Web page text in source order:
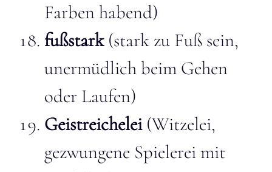
Farben habend)
fußstark(stark zu Fuß sein,
unermüdlich beim Gehen
oder Laufen)
Geistreichelei (Witzelei,
gezwungene Spielerei mit